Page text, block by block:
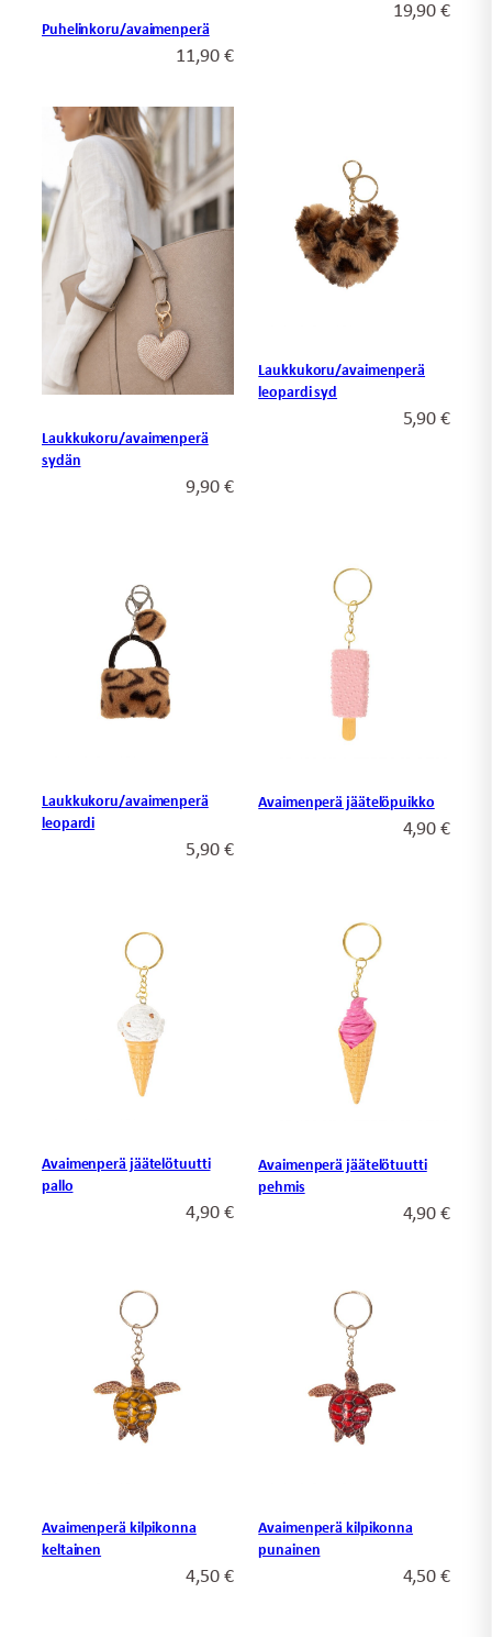
Puhelinkoru/avaimenperä
11,90€
19,90€
Laukkukoru/avaimenperä
sydän
9,90€
Laukkukoru/avaimenperä
leopardi syd
5,90€
Laukkukoru/avaimenperä
leopardi
5,90€
Avaimenperä jäätelöpuikko
4,90€
Avaimenperä jäätelötuutti
pallo
4,90€
Avaimenperä jäätelötuutti
pehmis
4,90€
Avaimenperä kilpikonna
keltainen
4,50€
Avaimenperä kilpikonna
punainen
4,50€